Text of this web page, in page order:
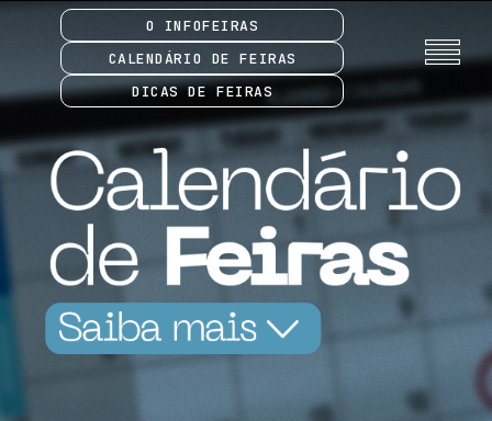
O INFOFEIRAS
CALENDÁRIO DE FEIRAS
DICAS DE FEIRAS